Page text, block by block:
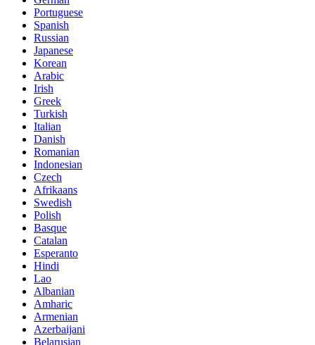
Portuguese
Spanish
Russian
Japanese
Korean
Arabic
Irish
Greek
Turkish
Italian
Danish
Romanian
Indonesian
Czech
Afrikaans
Swedish
Polish
Basque
Catalan
Esperanto
Hindi
Lao
Albanian
Amharic
Armenian
Azerbaijani
Belarusian